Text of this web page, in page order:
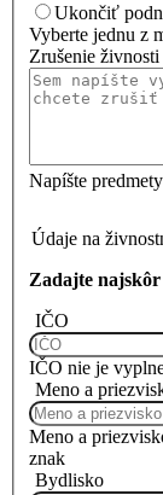
Ukončiť
Vyberte jednu z
Zrušenie
Napíšte
Údaje na
Zadajte
IČO
IČO nie je
Meno a
Meno a
znak
Bydlisko